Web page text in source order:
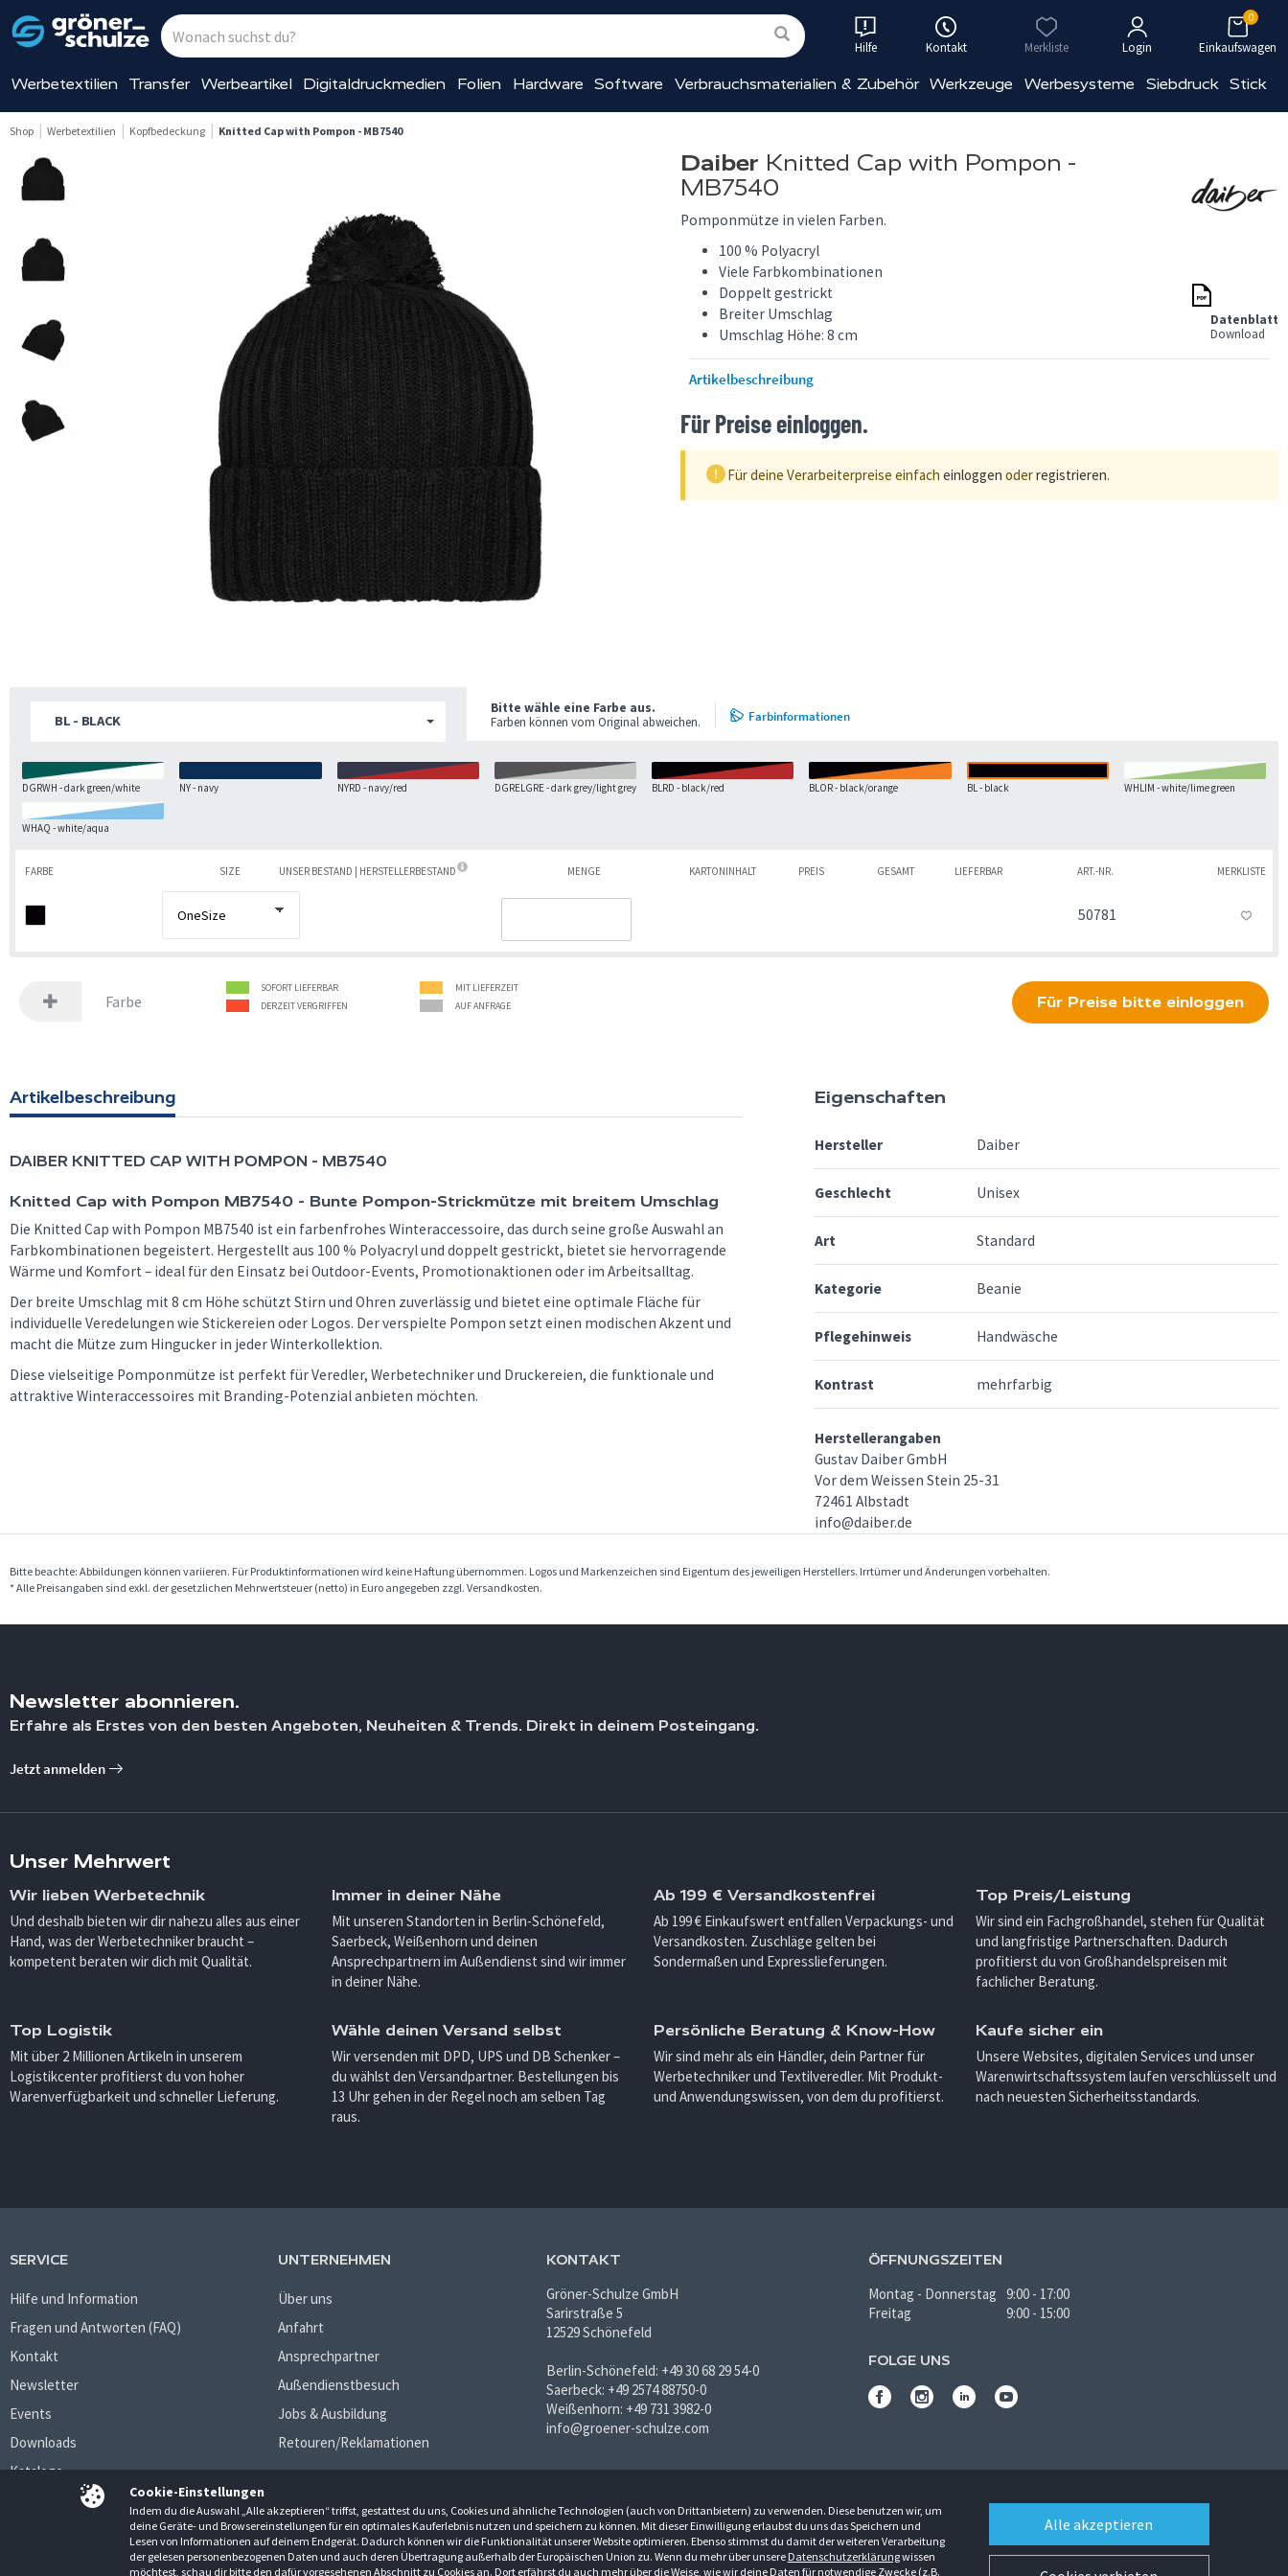
Cookie-Einstellungen
Indem du die Auswahl „Alle akzeptieren“ triffst, gestattest du uns, Cookies und ähnliche Technologien (auch von Drittanbietern) zu verwenden. Diese benutzen wir, um
deine Geräte- und Browsereinstellungen für ein optimales Kauferlebnis nutzen und speichern zu können. Mit dieser Einwilligung erlaubst du uns das Speichern und
Lesen von Informationen auf deinem Endgerät. Dadurch können wir die Funktionalität unserer Website optimieren. Ebenso stimmst du damit der weiteren Verarbeitung
der gelesen personenbezogenen Daten und auch deren Übertragung außerhalb der Europäischen Union zu. Wenn du mehr über unsere Datenschutzerklärungwissen
möchtest, schau dir bitte den dafür vorgesehenen Abschnitt zu Cookies an. Dort erfährst du auch mehr über die Weise, wie wir deine Daten für notwendige Zwecke (z.B.
Alle akzeptieren
Hilfe Kontakt Merkliste Login Einkaufswagen
0
Werbetextilien Transfer Werbeartikel Digitaldruckmedien Folien Hardware Software Verbrauchsmaterialien & Zubehör Werkzeuge Werbesysteme Siebdruck Stick
Shop Werbetextilien Kopfbedeckung Knitted Cap with Pompon - MB7540
Daiber Knitted Cap with Pompon -
MB7540
Pomponmütze in vielen Farben.
100 % Polyacryl
Viele Farbkombinationen
Doppelt gestrickt
Breiter Umschlag
Umschlag Höhe: 8 cm
Datenblatt
Download
Artikelbeschreibung
Für Preise einloggen.
Für deine Verarbeiterpreise einfach einloggen oderregistrieren.
DGRWH - dark green/white NY - navy NYRD - navy/red DGRELGRE - dark grey/light grey BLRD - black/red BLOR - black/orange BL - black WHLIM - white/lime green
WHAQ - white/aqua
BL - BLACK
Bitte wähle eine Farbe aus.
Farben können vom Original abweichen.
Farbinformationen
FARBE SIZE UNSER BESTAND | HERSTELLERBESTAND MENGE KARTONINHALT PREIS GESAMT LIEFERBAR ART.-NR.
50781
MERKLISTE
Farbe
SOFORT LIEFERBAR
MIT LIEFERZEIT
DERZEIT VERGRIFFEN
AUF ANFRAGE Für Preise bitte einloggen
Artikelbeschreibung
DAIBER KNITTED CAP WITH POMPON - MB7540
Knitted Cap with Pompon MB7540 - Bunte Pompon-Strickmütze mit breitem Umschlag
Die Knitted Cap with Pompon MB7540 ist ein farbenfrohes Winteraccessoire, das durch seine große Auswahl an
Farbkombinationen begeistert. Hergestellt aus 100 % Polyacryl und doppelt gestrickt, bietet sie hervorragende
Wärme und Komfort – ideal für den Einsatz bei Outdoor-Events, Promotionaktionen oder im Arbeitsalltag.
Der breite Umschlag mit 8 cm Höhe schützt Stirn und Ohren zuverlässig und bietet eine optimale Fläche für
individuelle Veredelungen wie Stickereien oder Logos. Der verspielte Pompon setzt einen modischen Akzent und
macht die Mütze zum Hingucker in jeder Winterkollektion.
Diese vielseitige Pomponmütze ist perfekt für Veredler, Werbetechniker und Druckereien, die funktionale und
attraktive Winteraccessoires mit Branding-Potenzial anbieten möchten.
Eigenschaften
Hersteller Daiber
Geschlecht Unisex
Art Standard
Kategorie Beanie
Pflegehinweis Handwäsche
Kontrast mehrfarbig
Herstellerangaben
Gustav Daiber GmbH
Vor dem Weissen Stein 25-31
72461 Albstadt
info@daiber.de
Bitte beachte: Abbildungen können variieren. Für Produktinformationen wird keine Haftung übernommen. Logos und Markenzeichen sind Eigentum des jeweiligen Herstellers. Irrtümer und Änderungen vorbehalten.
* Alle Preisangaben sind exkl. der gesetzlichen Mehrwertsteuer (netto) in Euro angegeben zzgl. Versandkosten.
Newsletter abonnieren.
Erfahre als Erstes von den besten Angeboten, Neuheiten & Trends. Direkt in deinem Posteingang.
Jetzt anmelden
Unser Mehrwert
Wir lieben Werbetechnik
Und deshalb bieten wir dir nahezu alles aus einer
Hand, was der Werbetechniker braucht –
kompetent beraten wir dich mit Qualität.
Immer in deiner Nähe
Mit unseren Standorten in Berlin-Schönefeld,
Saerbeck, Weißenhorn und deinen
Ansprechpartnern im Außendienst sind wir immer
in deiner Nähe.
Ab 199 € Versandkostenfrei
Ab 199 € Einkaufswert entfallen Verpackungs- und
Versandkosten. Zuschläge gelten bei
Sondermaßen und Expresslieferungen.
Top Preis/Leistung
Wir sind ein Fachgroßhandel, stehen für Qualität
und langfristige Partnerschaften. Dadurch
profitierst du von Großhandelspreisen mit
fachlicher Beratung.
Top Logistik
Mit über 2 Millionen Artikeln in unserem
Logistikcenter profitierst du von hoher
Warenverfügbarkeit und schneller Lieferung.
Wähle deinen Versand selbst
Wir versenden mit DPD, UPS und DB Schenker –
du wählst den Versandpartner. Bestellungen bis
13 Uhr gehen in der Regel noch am selben Tag
raus.
Persönliche Beratung & Know-How
Wir sind mehr als ein Händler, dein Partner für
Werbetechniker und Textilveredler. Mit Produkt-
und Anwendungswissen, von dem du profitierst.
Kaufe sicher ein
Unsere Websites, digitalen Services und unser
Warenwirtschaftssystem laufen verschlüsselt und
nach neuesten Sicherheitsstandards.
SERVICE
Hilfe und Information
Fragen und Antworten (FAQ)
Kontakt
Newsletter
Events
Downloads
Kataloge
UNTERNEHMEN
Über uns
Anfahrt
Ansprechpartner
Außendienstbesuch
Jobs & Ausbildung
Retouren/Reklamationen
KONTAKT
Gröner-Schulze GmbH
Sarirstraße 5
12529 Schönefeld
Berlin-Schönefeld: +49 30 68 29 54-0
Saerbeck: +49 2574 88750-0
Weißenhorn: +49 731 3982-0
info@groener-schulze.com
ÖFFNUNGSZEITEN
Montag - Donnerstag 9:00 - 17:00
Freitag
9:00 - 15:00
FOLGE UNS
Datenschutzbestimmungen Impressum